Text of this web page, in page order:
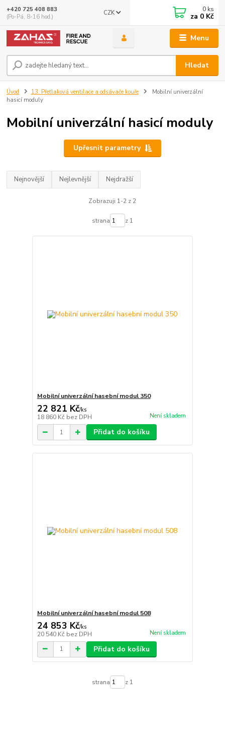
Menu
CZK
Hledat
+420 725 408 883
(Po-Pá, 8-16 hod.)
0 ks
za 0 Kč
Úvod 13. Přetlaková ventilace a odsávače kouře
Mobilní univerzální
hasicí moduly
Mobilní univerzální hasicí moduly
Upřesnit parametry
Nejnovější Nejlevnější Nejdražší
Zobrazuji 1-2 z 2
strana z 1
Mobilní univerzální hasební modul 350
22 821 Kč/ks
18 860 Kč bez DPH Není skladem
Přidat do košíku
Mobilní univerzální hasební modul 508
24 853 Kč/ks
20 540 Kč bez DPH Není skladem
Přidat do košíku
strana z 1